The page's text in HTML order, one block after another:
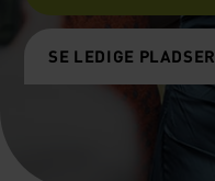
SE LEDIGE PLADSER